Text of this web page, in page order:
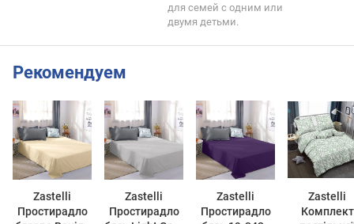
для семей с одним или
двумя детьми.
Рекомендуем
Zastelli
Простирадло
Zastelli
Простирадло
Zastelli
Простирадло
Zastelli
Комплект